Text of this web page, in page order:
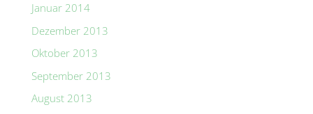
Januar 2014
Dezember 2013
Oktober 2013
September 2013
August 2013